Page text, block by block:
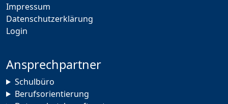
Impressum
Datenschutzerklärung
Login
Ansprechpartner
Schulbüro
Berufsorientierung